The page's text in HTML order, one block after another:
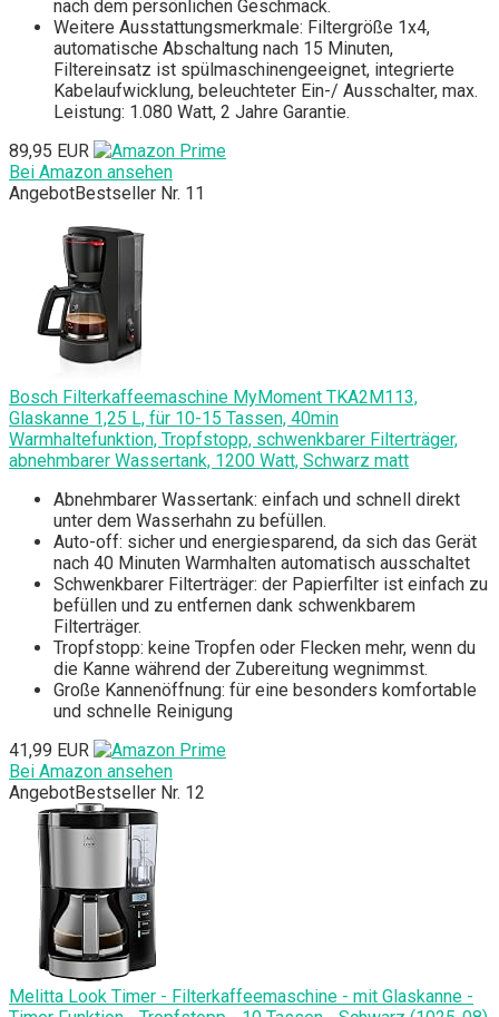
nach dem persönlichen Geschmack.
Weitere Ausstattungsmerkmale: Filtergröße 1x4,
automatische Abschaltung nach 15 Minuten,
Filtereinsatz ist spülmaschinengeeignet, integrierte
Kabelaufwicklung, beleuchteter Ein-/ Ausschalter, max.
Leistung: 1.080 Watt, 2 Jahre Garantie.
89,95 EUR
Bei Amazon ansehen
AngebotBestseller Nr. 11
Bosch Filterkaffeemaschine MyMoment TKA2M113,
Glaskanne 1,25 L, für 10-15 Tassen, 40min
Warmhaltefunktion, Tropfstopp, schwenkbarer Filterträger,
abnehmbarer Wassertank, 1200 Watt, Schwarz matt
Abnehmbarer Wassertank: einfach und schnell direkt
unter dem Wasserhahn zu befüllen.
Auto-off: sicher und energiesparend, da sich das Gerät
nach 40 Minuten Warmhalten automatisch ausschaltet
Schwenkbarer Filterträger: der Papierfilter ist einfach zu
befüllen und zu entfernen dank schwenkbarem
Filterträger.
Tropfstopp: keine Tropfen oder Flecken mehr, wenn du
die Kanne während der Zubereitung wegnimmst.
Große Kannenöffnung: für eine besonders komfortable
und schnelle Reinigung
41,99 EUR
Bei Amazon ansehen
AngebotBestseller Nr. 12
Melitta Look Timer - Filterkaffeemaschine - mit Glaskanne -